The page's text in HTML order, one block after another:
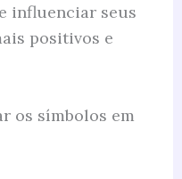
influenciar seus
positivos e
os símbolos em